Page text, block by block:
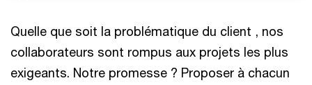
Quelle que soit la problématique du client , nos
collaborateurs sont rompus aux projets les plus
exigeants. Notre promesse ? Proposer à chacun